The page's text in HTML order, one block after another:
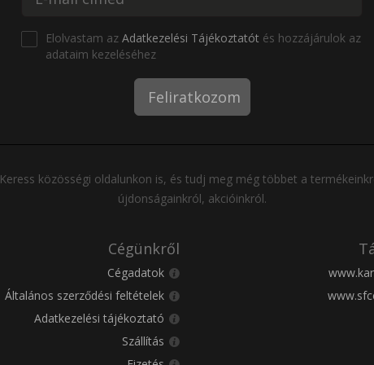
Elolvastam az Adatkezelési Tájékoztatót és hozzájárulok az
adataim kezeléséhez
Feliratkozom
Keress közösségi oldalunkon is, és tudj meg még többet a
újdonságainkról, akcióinkról.
Cégünkről
Cégadatok
Általános szerződési feltételek
Adatkezelési tájékoztató
Szállítás